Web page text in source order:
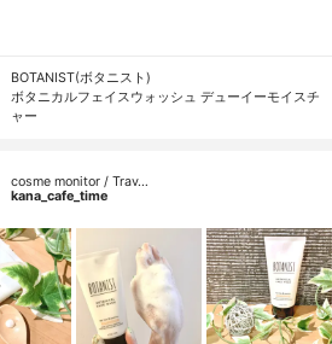
BOTANIST(ボタニスト)
ボタニカルフェイスウォッシュ デューイーモイスチ
ャー
cosme monitor / Trav…
kana_cafe_time